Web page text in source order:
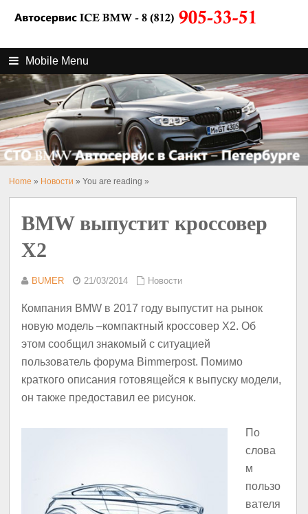
Mobile Menu
Home » Новости » You are reading »
BMW выпустит кроссовер
X2
BUMER 21/03/2014 Новости
Компания BMW в 2017 году выпустит на рынок
новую модель –компактный кроссовер X2. Об
этом сообщил знакомый с ситуацией
пользователь форума Bimmerpost. Помимо
краткого описания готовящейся к выпуску модели,
он также предоставил ее рисунок.
По
слова
м
пользо
вателя